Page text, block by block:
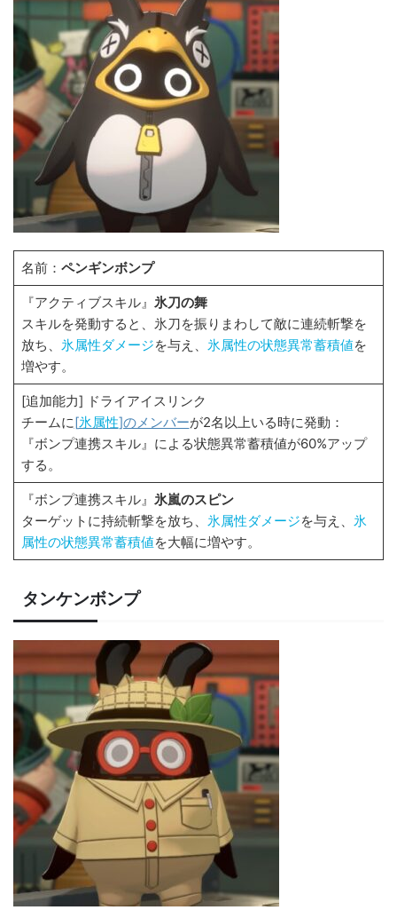
名前： ペンギンボンプ
『アクティブスキル』 氷刀の舞
スキルを発動すると、氷刀を振りまわして敵に連続斬撃を
放ち、 氷属性ダメージを与え、 氷属性の状態異常蓄積値を
増やす。
[追加能力] ドライアイスリンク
チームに[氷属性]のメンバーが2名以上いる時に発動：
『ボンプ連携スキル』による状態異常蓄積値が60%アップ
する。
『ボンプ連携スキル』 氷嵐のスピン
ターゲットに持続斬撃を放ち、 氷属性ダメージを与え、 氷
属性の状態異常蓄積値を大幅に増やす。
タンケンボンプ